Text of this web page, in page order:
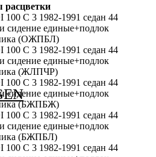
расцветки